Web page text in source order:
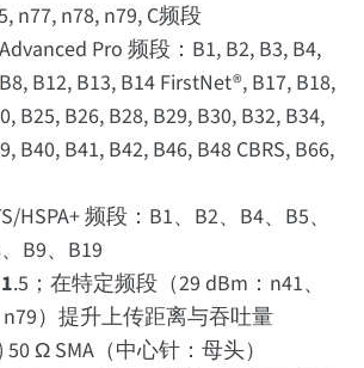
n77, n78, n79, C频段
Pro 频段：B1, B2, B3, B4,
B12, B13, B14 FirstNet®, B17, B18,
B25, B26, B28, B29, B30, B32, B34,
B40, B41, B42, B46, B48 CBRS, B66,
HSPA+ 频段：B1、B2、B4、B5、
B9、B19
.5；在特定频段（29 dBm：n41、
）提升上传距离与吞吐量
50 Ω SMA（中心针：母头）